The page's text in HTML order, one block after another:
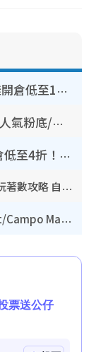
開倉優惠 | 尖沙咀海港城名牌波鞋開倉低至1折！On鞋$899起／Joy&Peace鞋履$98起
CHANEL美妝限時減價低至3折！人氣粉底/唇膏/精華液低至$275！COCO香水都有平
開倉優惠｜尖沙咀名牌行李箱開倉低至4折！一連5日 American Tourister/ace./Hallmark $200起！
【8月生日優惠2026】全港85大食買玩著數攻略 自助餐/火鍋放題同行免費＋誠品/DONKI送現金券
開倉優惠｜銅鑼灣時代廣場Doughnut/Campo Marzio開倉低至1折！背囊、書包、手袋劈價$200起